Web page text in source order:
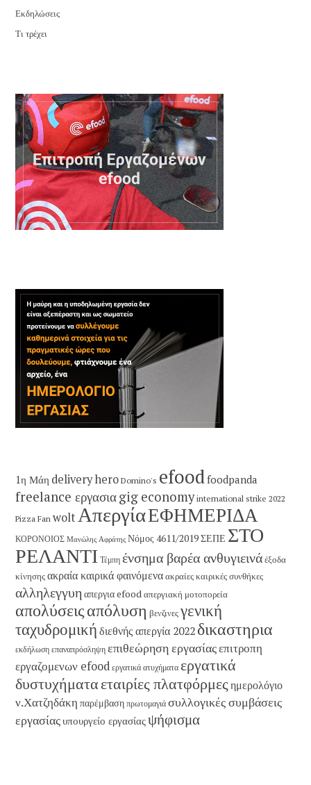
Εκδηλώσεις
Τι τρέχει
1η Μάη delivery hero Domino's efoodfoodpanda
freelance εργασιαgig economy international strike 2022
Pizza Fan wolt ΑπεργίαΕΦΗΜΕΡΙΔΑ
ΚΟΡΟΝΟΙΟΣ Μανώλης Αφράτης Νόμος 4611/2019ΣΕΠΕ ΣΤΟ
ΡΕΛΑΝΤΙ Τέμπη ένσημα βαρέα ανθυγιεινάέξοδα
κίνησηςακραία καιρικά φαινόμεναακραίες καιρικές συνθήκες
αλληλεγγυη απεργια efood απεργιακή μοτοπορεία
απολύσειςαπόλυση βενζινεςγενική
ταχυδρομική διεθνής απεργία 2022 δικαστηρια
εκδήλωση επαναπρόσληψη επιθεώρηση εργασίαςεπιτροπη
εργαζομενων efood εργατικά ατυχήματα εργατικά
δυστυχήματαεταιρίες πλατφόρμες ημερολόγιο
ν.Χατζηδάκη παρέμβαση πρωτομαγιά συλλογικές συμβάσεις
εργασίαςυπουργείο εργασίαςψήφισμα